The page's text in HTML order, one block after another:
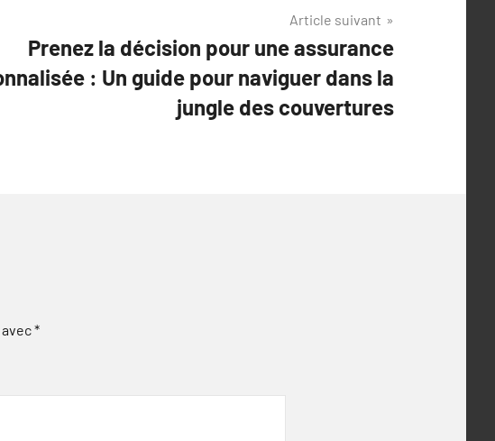
Article suivant
Prenez la décision pour une assurance
: Un guide pour naviguer dans la
jungle des couvertures
*